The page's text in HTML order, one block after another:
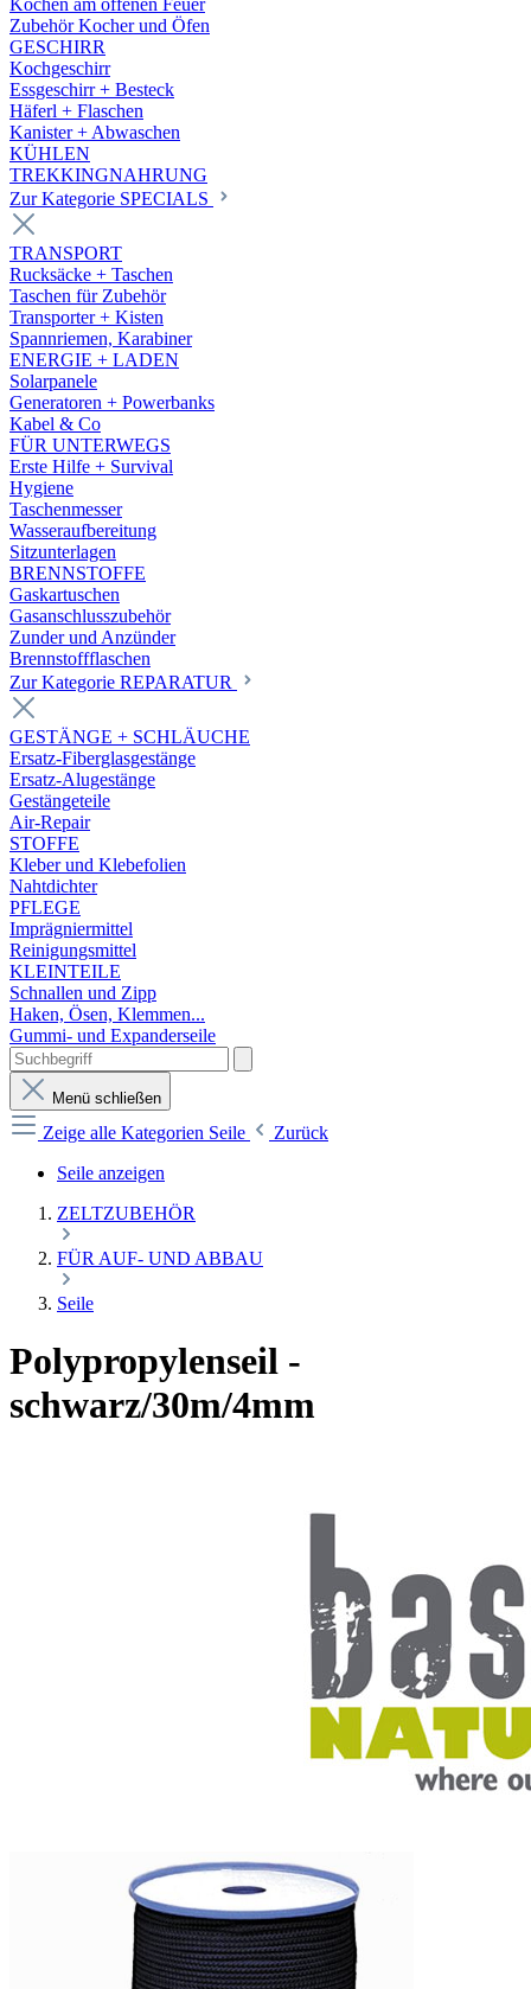
Kochen am offenen Feuer
Zubehör Kocher und Öfen
GESCHIRR
Kochgeschirr
Essgeschirr + Besteck
Häferl + Flaschen
Kanister + Abwaschen
KÜHLEN
TREKKINGNAHRUNG
Zur Kategorie SPECIALS
TRANSPORT
Rucksäcke + Taschen
Taschen für Zubehör
Transporter + Kisten
Spannriemen, Karabiner
ENERGIE + LADEN
Solarpanele
Generatoren + Powerbanks
Kabel & Co
FÜR UNTERWEGS
Erste Hilfe + Survival
Hygiene
Taschenmesser
Wasseraufbereitung
Sitzunterlagen
BRENNSTOFFE
Gaskartuschen
Gasanschlusszubehör
Zunder und Anzünder
Brennstoffflaschen
Zur Kategorie REPARATUR
GESTÄNGE + SCHLÄUCHE
Ersatz-Fiberglasgestänge
Ersatz-Alugestänge
Gestängeteile
Air-Repair
STOFFE
Kleber und Klebefolien
Nahtdichter
PFLEGE
Imprägniermittel
Reinigungsmittel
KLEINTEILE
Schnallen und Zipp
Haken, Ösen, Klemmen...
Gummi- und Expanderseile
Menü schließen
Zeige alle Kategorien Seile
Zurück
Seile anzeigen
ZELTZUBEHÖR
FÜR AUF- UND ABBAU
Seile
Polypropylenseil -
schwarz/30m/4mm